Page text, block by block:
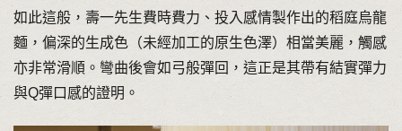
如此這般，壽一先生費時費力、投入感情製作出的稻庭烏龍
麵，偏深的生成色（未經加工的原生色澤）相當美麗，觸感
亦非常滑順。彎曲後會如弓般彈回，這正是其帶有結實彈力
與Q彈口感的證明。